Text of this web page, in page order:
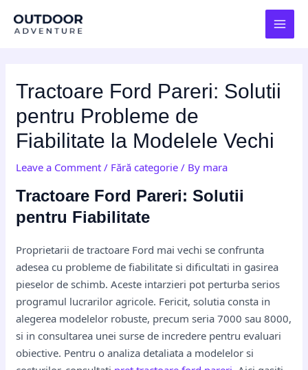
Tractoare Ford Pareri: Solutii
pentru Probleme de
Fiabilitate la Modelele Vechi
Leave a Comment / Fără categorie / By mara
Tractoare Ford Pareri: Solutii
pentru Fiabilitate
Proprietarii de tractoare Ford mai vechi se confrunta
adesea cu probleme de fiabilitate si dificultati in gasirea
pieselor de schimb. Aceste intarzieri pot perturba serios
programul lucrarilor agricole. Fericit, solutia consta in
alegerea modelelor robuste, precum seria 7000 sau 8000,
si in consultarea unei surse de incredere pentru evaluari
obiective. Pentru o analiza detaliata a modelelor si
navigation